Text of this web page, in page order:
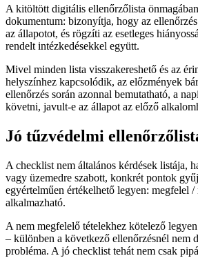
A kitöltött digitális ellenőrzőlista
dokumentum: bizonyítja, hogy az
az állapotot, és rögzíti az esetleges
rendelt intézkedésekkel együtt.
Mivel minden lista visszakereshető és az
helyszínhez kapcsolódik, az előzmények
ellenőrzés során azonnal bemutatható, a
követni, javult-e az állapot az előző
Jó tűzvédelmi
A checklist nem általános kérdések listája,
vagy üzemedre szabott, konkrét pontok
egyértelműen értékelhető legyen: megfelel
alkalmazható.
A nem megfelelő tételekhez kötelező
– különben a következő ellenőrzésnél nem
probléma. A jó checklist tehát nem csak